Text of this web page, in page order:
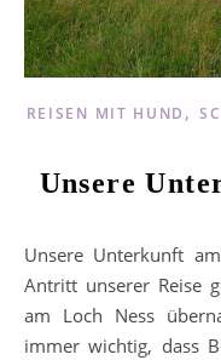
REISEN MIT HUND ,
Unsere
Unsere Unterkunft am Loch Ness haben wir schon vor
Antritt unserer Reise
am Loch Ness
immer wichtig, dass